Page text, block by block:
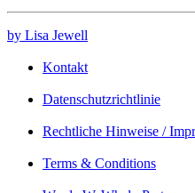
by Lisa Jewell
Kontakt
Datenschutzrichtlinie
Rechtliche Hinweise /
Terms & Conditions